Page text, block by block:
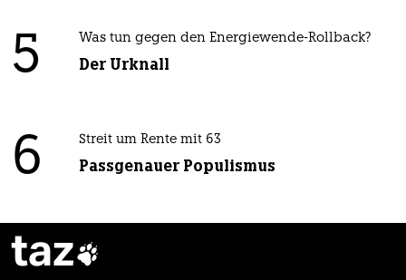
5 Was tun gegen den Energiewende-Rollback?
Der Urknall
6 Streit um Rente mit 63
Passgenauer Populismus
taz